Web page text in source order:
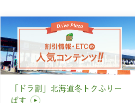
「ドラ割」北海道冬トクふりー
ぱす